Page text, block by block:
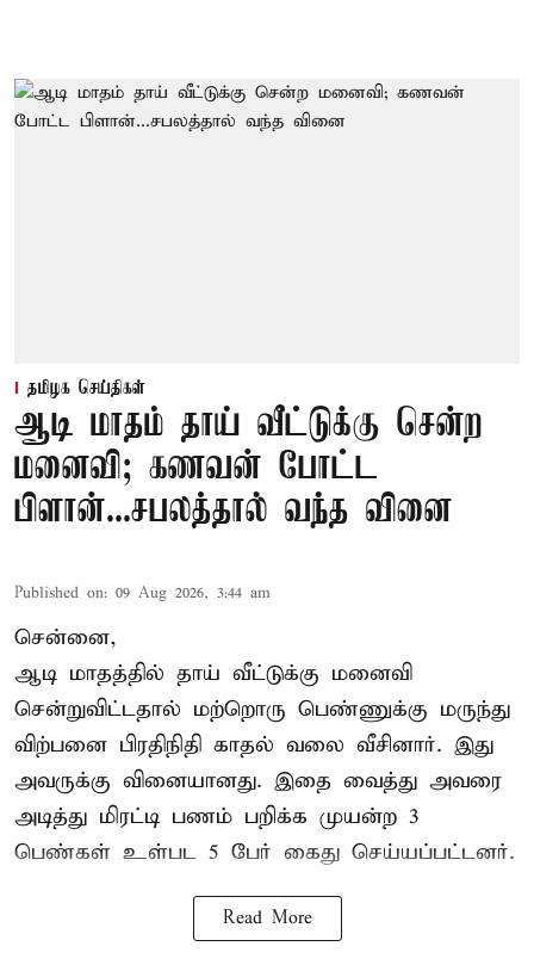
தமிழக செய்திகள்
ஆடி மாதம் தாய் வீட்டுக்கு சென்ற
மனைவி; கணவன் போட்ட
பிளான்...சபலத்தால் வந்த வினை
Published on: 09 Aug 2026, 3:44 am
சென்னை,
ஆடி மாதத்தில் தாய் வீட்டுக்கு மனைவி
சென்றுவிட்டதால் மற்றொரு பெண்ணுக்கு மருந்து
விற்பனை பிரதிநிதி காதல் வலை வீசினார். இது
அவருக்கு வினையானது. இதை வைத்து அவரை
அடித்து மிரட்டி பணம் பறிக்க முயன்ற 3
பெண்கள் உள்பட 5 பேர் கைது செய்யப்பட்டனர்.
Read More